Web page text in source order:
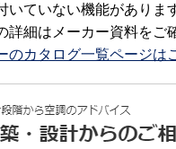
いていない機能がありま
詳細はメーカー資料をご
のカタログ一覧ページは